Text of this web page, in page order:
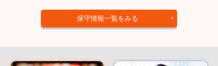
保守情報一覧をみる